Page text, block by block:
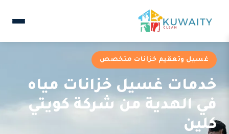
غسيل وتعقيم خزانات متخصص
خدمات غسيل خزانات مياه
في الهدية من شركة كويتي
كلين